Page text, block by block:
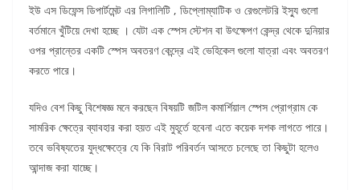
ইউ এস ডিফেন্স ডিপার্টমেন্ট এর লিগালিটি , ডিপ্লোম্যাটিক ও রেগুলেটরি ইস্যু গুলো
বর্তমানে খুঁটিয়ে দেখা হচ্ছে । যেটা এক স্পেস স্টেশন বা উৎক্ষেপণ কেন্দ্র থেকে দুনিয়ার
ওপর প্রান্তের একটি স্পেস অবতরণ কেন্দ্রে এই ভেহিকেল গুলো যাত্রা এবং অবতরণ
করতে পারে।
যদিও বেশ কিছু বিশেষজ্ঞ মনে করছেন বিষয়টি জটিল কমার্শিয়াল স্পেস প্রোগ্রাম কে
সামরিক ক্ষেত্রে ব্যাবহার করা হয়ত এই মুহূর্তে হবেনা এতে কয়েক দশক লাগতে পারে।
তবে ভবিষ্যতের যুদ্ধক্ষেত্রে যে কি বিরাট পরিবর্তন আসতে চলেছে তা কিছুটা হলেও
আন্দাজ করা যাচ্ছে।